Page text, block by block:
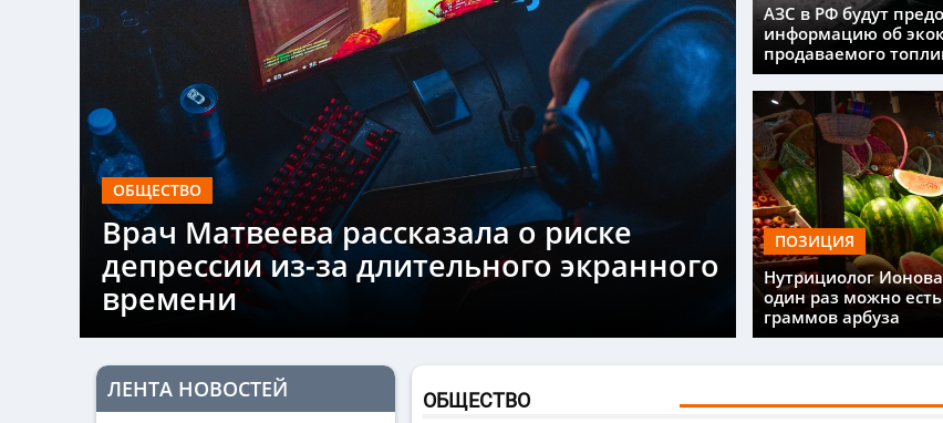
ОБЩЕСТВО
Врач Матвеева рассказала о риске
депрессии из-за длительного экранного
времени
АЗС в РФ будут
информацию об
продаваемого
ПОЗИЦИЯ
Нутрициолог
один раз можно есть
граммов арбуза
ЛЕНТА НОВОСТЕЙ ОБЩЕСТВО